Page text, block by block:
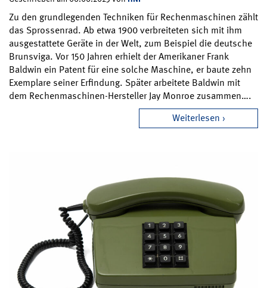
Zu den grundlegenden Techniken für Rechenmaschinen zählt
das Sprossenrad. Ab etwa 1900 verbreiteten sich mit ihm
ausgestattete Geräte in der Welt, zum Beispiel die deutsche
Brunsviga. Vor 150 Jahren erhielt der Amerikaner Frank
Baldwin ein Patent für eine solche Maschine, er baute zehn
Exemplare seiner Erfindung. Später arbeitete Baldwin mit
dem Rechenmaschinen-Hersteller Jay Monroe zusammen….
Weiterlesen